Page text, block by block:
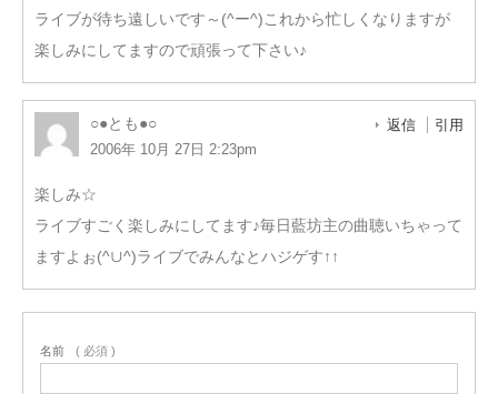
ライブが待ち遠しいです～(^ー^)これから忙しくなりますが
楽しみにしてますので頑張って下さい♪
○●とも●○
2006年 10月 27日 2:23pm
返信 引用
楽しみ☆
ライブすごく楽しみにしてます♪毎日藍坊主の曲聴いちゃって
ますよぉ(^∪^)ライブでみんなとハジゲす↑↑
名前 ( 必須 )